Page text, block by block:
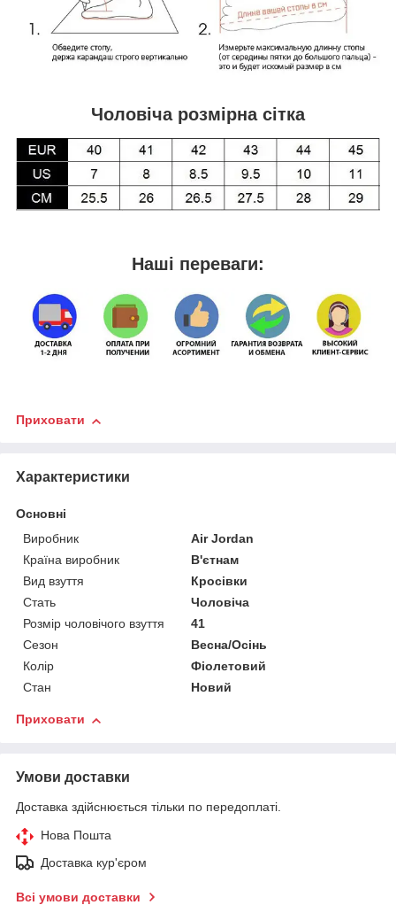
Чоловіча розмірна сітка
Наші переваги:
Приховати
Характеристики
Основні
Виробник
Air Jordan
Країна виробник
В'єтнам
Вид взуття
Кросівки
Стать
Чоловіча
Розмір чоловічого взуття
41
Сезон
Весна/Осінь
Колір
Фіолетовий
Стан
Новий
Приховати
Умови доставки
Доставка здійснюється тільки по передоплаті.
Нова Пошта
Доставка кур'єром
Всі умови доставки